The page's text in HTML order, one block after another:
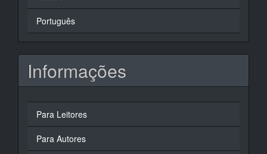
Português
Informações
Para Leitores
Para Autores